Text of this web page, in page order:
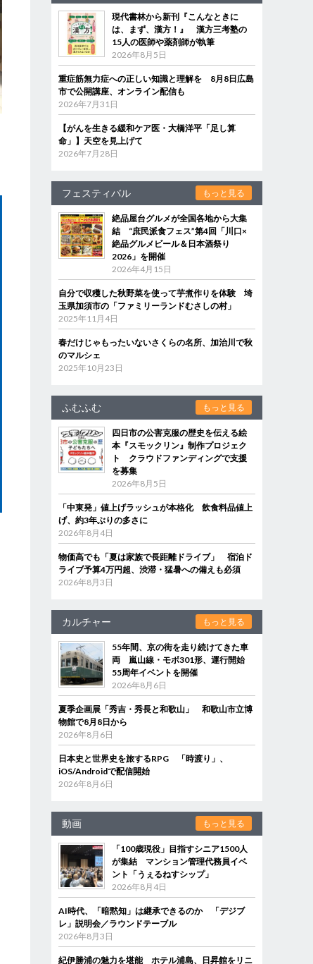
現代書林から新刊『こんなときに
は、まず、漢方！』 漢方三考塾の
15人の医師や薬剤師が執筆
2026年8月5日
重症筋無力症への正しい知識と理解を 8月8日広島
市で公開講座、オンライン配信も
2026年7月31日
【がんを生きる緩和ケア医・大橋洋平「足し算
命」】天空を見上げて
2026年7月28日
フェスティバル もっと見る
絶品屋台グルメが全国各地から大集
結 “庶民派食フェス”第4回「川口×
絶品グルメビール＆日本酒祭り
2026」を開催
2026年4月15日
自分で収穫した秋野菜を使って芋煮作りを体験 埼
玉県加須市の「ファミリーランドむさしの村」
2025年11月4日
春だけじゃもったいないさくらの名所、加治川で秋
のマルシェ
2025年10月23日
ふむふむ もっと見る
四日市の公害克服の歴史を伝える絵
本『スモックリン』制作プロジェク
ト クラウドファンディングで支援
を募集
2026年8月5日
「中東発」値上げラッシュが本格化 飲食料品値上
げ、約3年ぶりの多さに
2026年8月4日
物価高でも「夏は家族で長距離ドライブ」 宿泊ド
ライブ予算4万円超、渋滞・猛暑への備えも必須
2026年8月3日
カルチャー もっと見る
55年間、京の街を走り続けてきた車
両 嵐山線・モボ301形、運行開始
55周年イベントを開催
2026年8月6日
夏季企画展「秀吉・秀長と和歌山」 和歌山市立博
物館で8月8日から
2026年8月6日
日本史と世界史を旅するRPG 「時渡り」、
iOS/Androidで配信開始
2026年8月6日
動画 もっと見る
「100歳現役」目指すシニア1500人
が集結 マンション管理代務員イベ
ント「うぇるねすシップ」
2026年8月4日
AI時代、「暗黙知」は継承できるのか 「デジブ
レ」説明会／ラウンドテーブル
2026年8月3日
紀伊勝浦の魅力を堪能 ホテル浦島、日昇館をリニ